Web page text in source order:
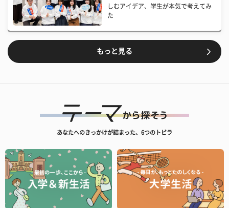
しむアイデア、学生が本気で考えてみ
た
もっと見る
あなたへのきっかけが詰まった、6つのトビラ